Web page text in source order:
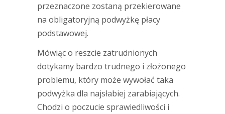
przeznaczone zostaną przekierowane
na obligatoryjną podwyżkę płacy
podstawowej.
Mówiąc o reszcie zatrudnionych
dotykamy bardzo trudnego i złożonego
problemu, który może wywołać taka
podwyżka dla najsłabiej zarabiających.
Chodzi o poczucie sprawiedliwości i